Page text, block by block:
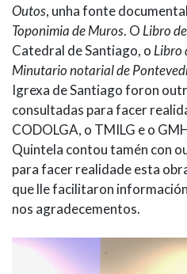
Outos, unha fonte
Toponimia de Muros. O Libro
Catedral de Santiago, o Libro
Minutario notarial de
Igrexa de Santiago foron
consultadas para facer
CODOLGA, o TMILG e o
Quintela contou tamén con
para facer realidade esta
que lle facilitaron
nos agradecementos.